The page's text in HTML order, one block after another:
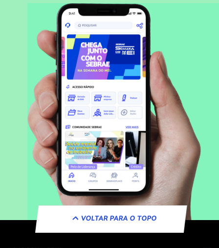
VOLTAR PARA O TOPO